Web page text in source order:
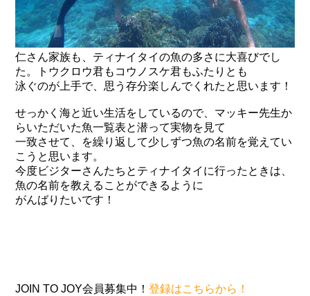
仁さん家族も、ティナイタイの魚の多さに大喜びでし
た。トウクロウ君もコウノスケ君もふたりとも
泳ぐのが上手で、思う存分楽しんでくれたと思います！
せっかく海と近い生活をしているので、マッキー先生か
らいただいた魚一覧表と潜って実物を見て
一致させて、を繰り返して少しずつ魚の名前を覚えてい
こうと思います。
今度ビジターさんたちとティナイタイに行ったときは、
魚の名前を教えることができるように
がんばりたいです！
JOIN TO JOY会員募集中！登録はこちらから！